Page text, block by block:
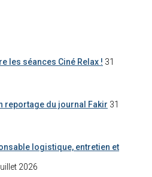
les séances Ciné Relax ! 31
reportage du journal Fakir 31
logistique, entretien et
2026